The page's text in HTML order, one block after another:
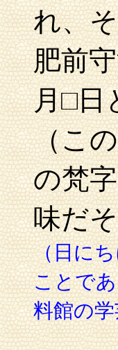
れ、
肥前
月□日
（こ
の梵
味だ
（日に
ことで
料館の